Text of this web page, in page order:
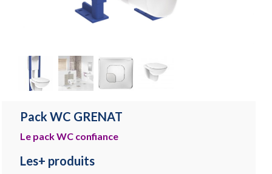
Pack WC GRENAT
Le pack WC confiance
Les+ produits